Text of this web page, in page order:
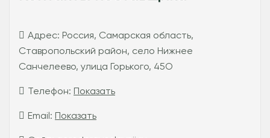
Адрес: Россия, Самарская область,
Ставропольский район, село Нижнее
Санчелеево, улица Горького, 45О
Телефон: Показать
Email: Показать